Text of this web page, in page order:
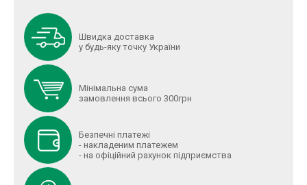
Швидка доставка
у будь-яку точку України
Мінімальна сума
замовлення всього 300грн
Безпечні платежі
- накладеним платежем
- на офіційний рахунок підприємства